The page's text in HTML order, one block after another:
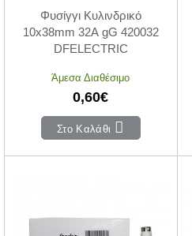
Φυσίγγι Κυλινδρικό
10x38mm 32Α gG 420032
DFELECTRIC
Άμεσα Διαθέσιμο
0,60€
Στο Καλάθι